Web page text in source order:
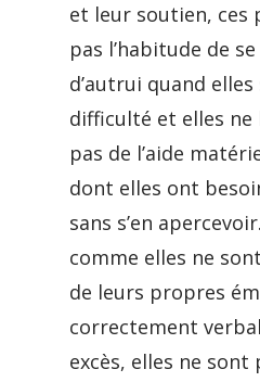
et leur soutien, ces
pas l’habitude de
d’autrui quand
difficulté et elles ne
pas de l’aide
dont elles ont
sans s’en
comme elles ne
de leurs propres
correctement
excès, elles ne sont